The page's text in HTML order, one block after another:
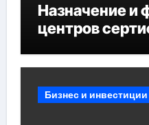
Назначение и
центров
Бизнес и инвестиции